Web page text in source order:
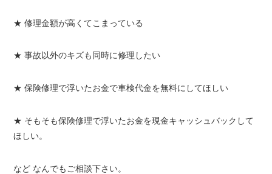
★ 修理金額が高くてこまっている
★ 事故以外のキズも同時に修理したい
★ 保険修理で浮いたお金で車検代金を無料にしてほしい
★ そもそも保険修理で浮いたお金を現金キャッシュバックして
ほしい。
など なんでもご相談下さい。